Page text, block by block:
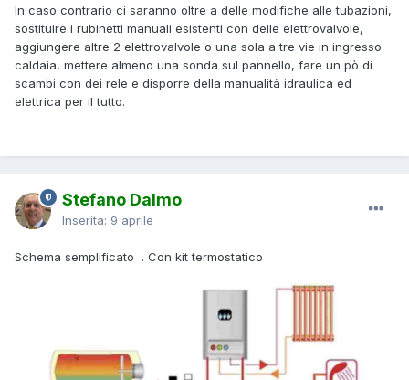
In caso contrario ci saranno oltre a delle modifiche alle tubazioni,
sostituire i rubinetti manuali esistenti con delle elettrovalvole,
aggiungere altre 2 elettrovalvole o una sola a tre vie in ingresso
caldaia, mettere almeno una sonda sul pannello, fare un pò di
scambi con dei rele e disporre della manualità idraulica ed
elettrica per il tutto.
Stefano Dalmo
Inserita: 9 aprile
Schema semplificato . Con kit termostatico